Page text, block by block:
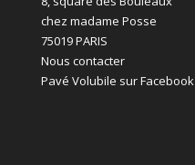
chez madame Posse
75019 PARIS
Nous contacter
Pavé Volubile sur Facebook